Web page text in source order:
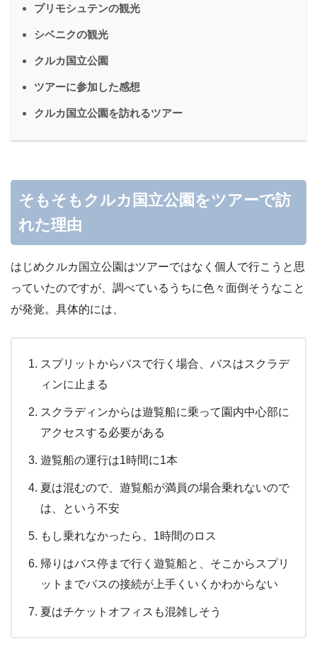
プリモシュテンの観光
シベニクの観光
クルカ国立公園
ツアーに参加した感想
クルカ国立公園を訪れるツアー
そもそもクルカ国立公園をツアーで訪
れた理由
はじめクルカ国立公園はツアーではなく個人で行こうと思
っていたのですが、調べているうちに色々面倒そうなこと
が発覚。具体的には、
スプリットからバスで行く場合、バスはスクラデ
ィンに止まる
スクラディンからは遊覧船に乗って園内中心部に
アクセスする必要がある
遊覧船の運行は1時間に1本
夏は混むので、遊覧船が満員の場合乗れないので
は、という不安
もし乗れなかったら、1時間のロス
帰りはバス停まで行く遊覧船と、そこからスプリ
ットまでバスの接続が上手くいくかわからない
夏はチケットオフィスも混雑しそう